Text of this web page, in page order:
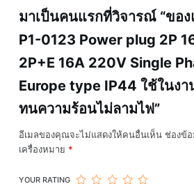
Phase
ตัวผู้
Europe
type
ใช้
ใน
อุตสาหกรรม
ความ
มาเป็นคนแรกที่วิจารณ์ “ขอ
P1-0123 Power plug 2P
2P+E 16A 220V Single
Europe type IP44 ใช้ในง
ทนความร้อนไม่ลามไฟ”
อีเมลของคุณจะไม่แสดงให้คนอื่นเห็น ช่องข้
เครื่องหมาย *
YOUR RATING